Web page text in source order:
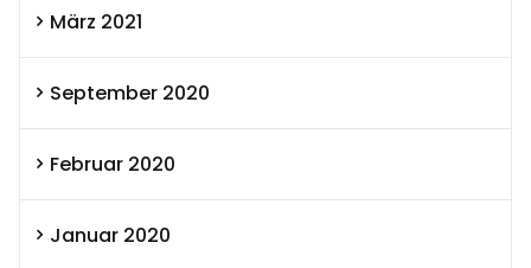
März 2021
September 2020
Februar 2020
Januar 2020